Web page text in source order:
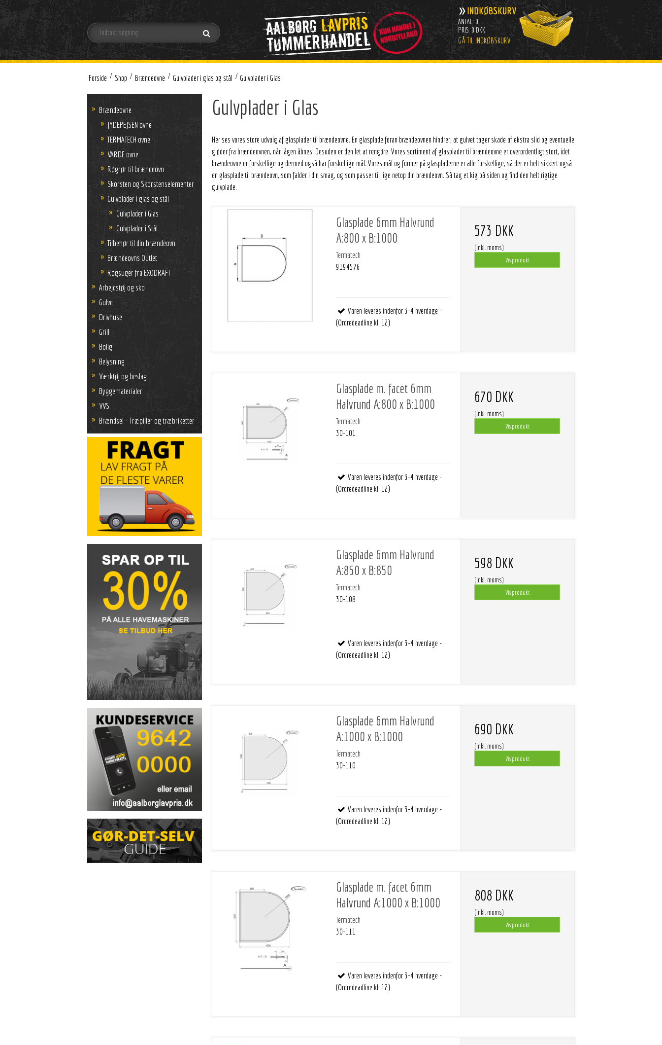
ANTAL: 0
PRIS: 0 DKK
GÅ TIL INDKØBSKURV
Forside / Shop / Brændeovne / Gulvplader i glas og stål / Gulvplader i Glas
Brændeovne
JYDEPEJSEN ovne
TERMATECH ovne
VARDE ovne
Røgrør til brændeovn
Skorsten og Skorstenselementer
Gulvplader i glas og stål
Gulvplader i Glas
Gulvplader i Stål
Tilbehør til din brændeovn
Brændeovns Outlet
Røgsuger fra EXODRAFT
Arbejdstøj og sko
Gulve
Drivhuse
Grill
Bolig
Belysning
Værktøj og beslag
Byggematerialer
VVS
Brændsel - Træpiller og træbriketter
Gulvplader i Glas
Her ses vores store udvalg af glasplader til brændeovne. En glasplade foran brændeovnen hindrer, at gulvet tager skade af ekstra slid og eventuelle
gløder fra brændeovnen, når lågen åbnes. Desuden er den let at rengøre. Vores sortiment af glasplader til brændeovne er overordentligt stort, idet
brændeovne er forskellige og dermed også har forskellige mål. Vores mål og former på glaspladerne er alle forskellige, så der er helt sikkert også
en glasplade til brændeovn, som falder i din smag, og som passer til lige netop din brændeovn. Så tag et kig på siden og find den helt rigtige
gulvplade.
Glasplade 6mm Halvrund
A:800 x B:1000
Termatech
9194576
Varen leveres indenfor 3-4 hverdage -
(Ordredeadline kl. 12)
573 DKK
(inkl. moms)
Vis produkt
Glasplade m. facet 6mm
Halvrund A:800 x B:1000
Termatech
30-101
Varen leveres indenfor 3-4 hverdage -
(Ordredeadline kl. 12)
670 DKK
(inkl. moms)
Vis produkt
Glasplade 6mm Halvrund
A:850 x B:850
Termatech
30-108
Varen leveres indenfor 3-4 hverdage -
(Ordredeadline kl. 12)
598 DKK
(inkl. moms)
Vis produkt
Glasplade 6mm Halvrund
A:1000 x B:1000
Termatech
30-110
Varen leveres indenfor 3-4 hverdage -
(Ordredeadline kl. 12)
690 DKK
(inkl. moms)
Vis produkt
Glasplade m. facet 6mm
Halvrund A:1000 x B:1000
Termatech
30-111
Varen leveres indenfor 3-4 hverdage -
(Ordredeadline kl. 12)
808 DKK
(inkl. moms)
Vis produkt